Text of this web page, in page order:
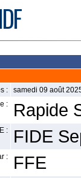
:
samedi 09 août
:
Rapide
: FIDE
: FFE